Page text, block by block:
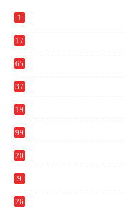
1
17
65
37
19
99
20
9
26